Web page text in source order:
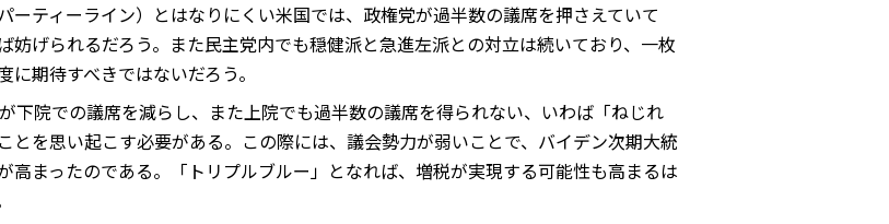
ティーライン）とはなりにくい米国では、政権党が過半数の議席を押さえていて
げられるだろう。また民主党内でも穏健派と急進左派との対立は続いており、一枚
期待すべきではないだろう。
下院での議席を減らし、また上院でも過半数の議席を得られない、いわば「ねじれ
を思い起こす必要がある。この際には、議会勢力が弱いことで、バイデン次期大統
まったのである。「トリプルブルー」となれば、増税が実現する可能性も高まるは